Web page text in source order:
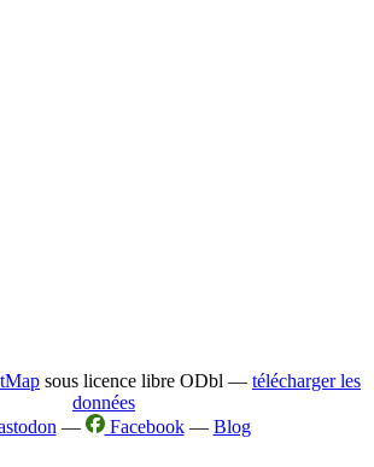
sous licence libre ODbl — télécharger les
données
— Facebook— Blog